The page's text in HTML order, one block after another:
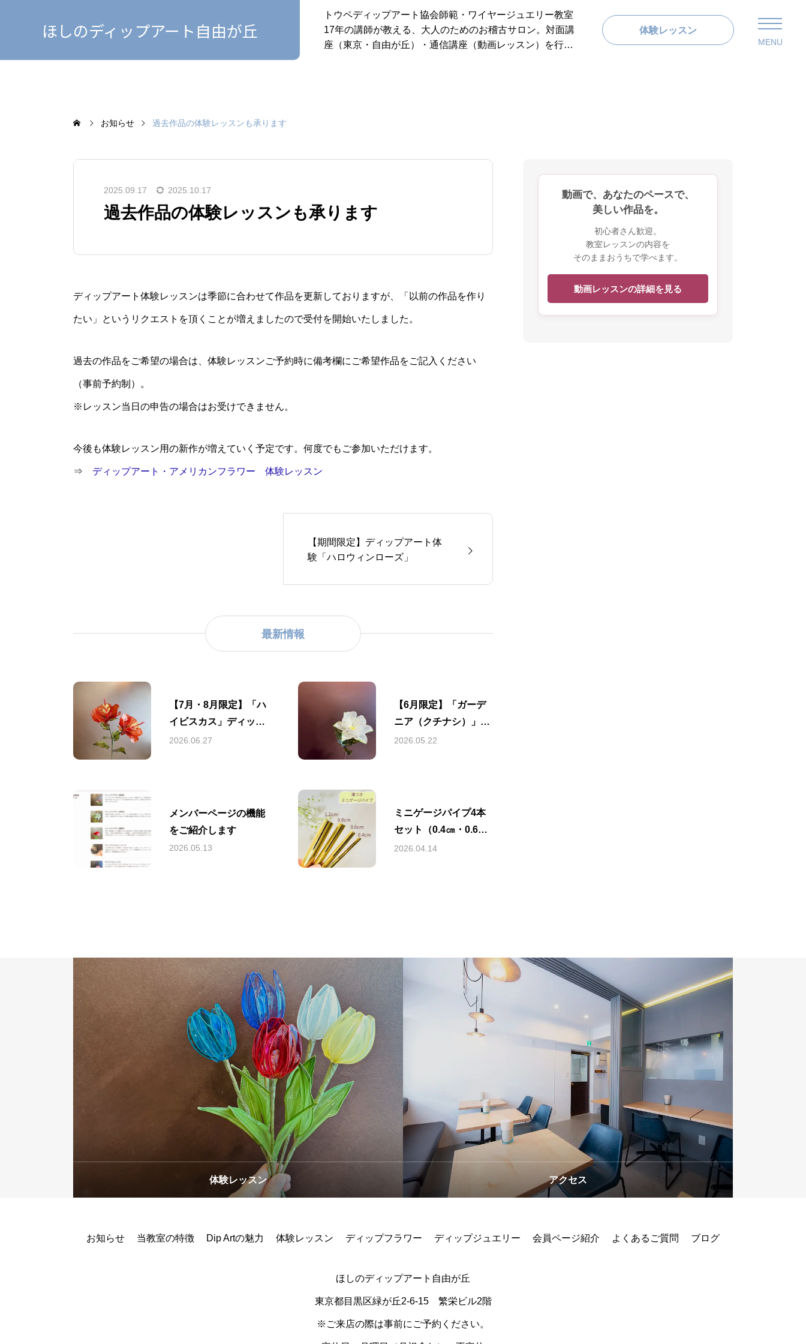
ほしのディップアート自由が丘
トウペディップアート協会師範・ワイヤージュエリー教室
17年の講師が教える、大人のためのお稽古サロン。対面講
座（東京・自由が丘）・通信講座（動画レッスン）を行っ
体験レッスン
MENU
お知らせ 過去作品の体験レッスンも承ります
2025.09.17 2025.10.17
過去作品の体験レッスンも承ります
ディップアート体験レッスンは季節に合わせて作品を更新しておりますが、「以前の作品を作り
たい」というリクエストを頂くことが増えましたので受付を開始いたしました。
過去の作品をご希望の場合は、体験レッスンご予約時に備考欄にご希望作品をご記入ください
（事前予約制）。
※レッスン当日の申告の場合はお受けできません。
今後も体験レッスン用の新作が増えていく予定です。何度でもご参加いただけます。
⇒ ディップアート・アメリカンフラワー 体験レッスン
【期間限定】ディップアート体
験「ハロウィンローズ」
最新情報
【7月・8月限定】「ハ
イビスカス」ディップ
アート体験のご案内
2026.06.27
【6月限定】「ガーデ
ニア（クチナシ）」デ
ィップアート体験のご
2026.05.22
メンバーページの機能
をご紹介します
2026.05.13
ミニゲージパイプ4本
セット（0.4㎝・0.6
㎝・0.8㎝・1.2㎝）販
2026.04.14
動画で、あなたのペースで、
美しい作品を。
初心者さん歓迎。
教室レッスンの内容を
そのままおうちで学べます。
動画レッスンの詳細を見る
体験レッスン アクセス
お知らせ 当教室の特徴 Dip Artの魅力 体験レッスン ディップフラワー ディップジュエリー 会員ページ紹介 よくあるご質問 ブログ
ほしのディップアート自由が丘
東京都目黒区緑が丘2-6-15 繁栄ビル2階
※ご来店の際は事前にご予約ください。
お知らせ 当教室の特徴
アクセス コースお申込み ご予約
ブログ オンラインショップ